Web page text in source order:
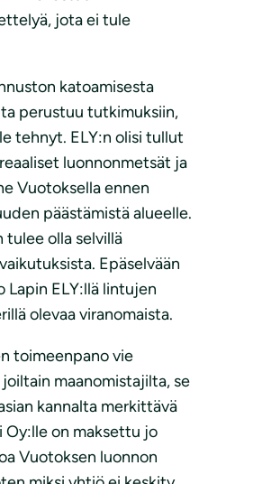
jota ei tule
katoamisesta
perustuu tutkimuksiin,
tehnyt. ELY:n olisi tullut
luonnonmetsät ja
Vuotoksella ennen
päästämistä alueelle.
tulee olla selvillä
Epäselvään
Lapin ELY:llä lintujen
olevaa viranomaista.
toimeenpano vie
maanomistajilta, se
kannalta merkittävä
Oy:lle on maksettu jo
Vuotoksen luonnon